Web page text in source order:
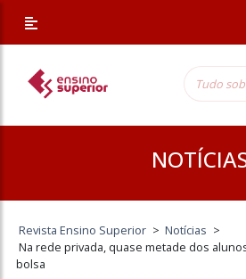
Revista Ensino Superior > Notícias >
Na rede privada, quase metade dos
bolsa